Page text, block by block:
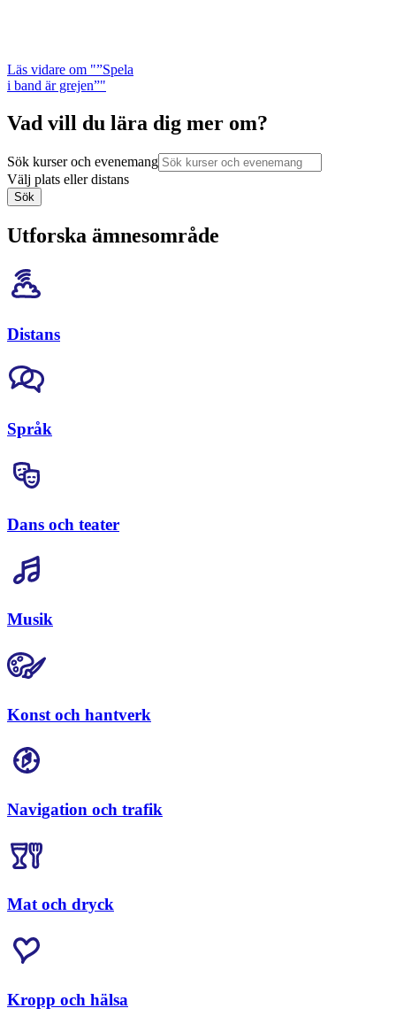
Läs vidare om "”Spela
i band är grejen”"
Vad vill du lära dig mer om?
Sök kurser och evenemang
Välj plats eller distans
Sök
Utforska ämnesområde
Distans
Språk
Dans och teater
Musik
Konst och hantverk
Navigation och trafik
Mat och dryck
Kropp och hälsa